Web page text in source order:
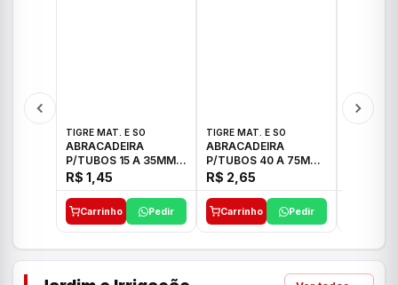
TIGRE MAT. E SO
ABRACADEIRA
P/TUBOS 15 A 35MM
TIGRE
R$ 1,45
Carrinho Pedir
TIGRE MAT. E SO
ABRACADEIRA
P/TUBOS 40 A 75MM
TIGRE
R$ 2,65
Carrinho Pedir